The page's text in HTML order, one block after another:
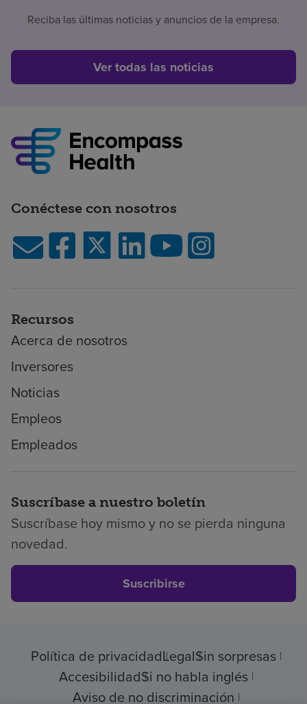
Reciba las últimas noticias y anuncios de la empresa.
Ver todas las noticias
Conéctese con nosotros
Recursos
Acerca de nosotros
Inversores
Noticias
Empleos
Empleados
Suscríbase a nuestro boletín
Suscríbase hoy mismo y no se pierda ninguna
novedad.
Suscribirse
Política de privacidadLegalSin sorpresas
AccesibilidadSi no habla inglés
Aviso de no discriminación